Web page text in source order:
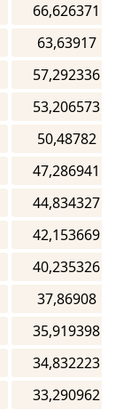
66,626371
63,63917
57,292336
53,206573
50,48782
47,286941
44,834327
42,153669
40,235326
37,86908
35,919398
34,832223
33,290962